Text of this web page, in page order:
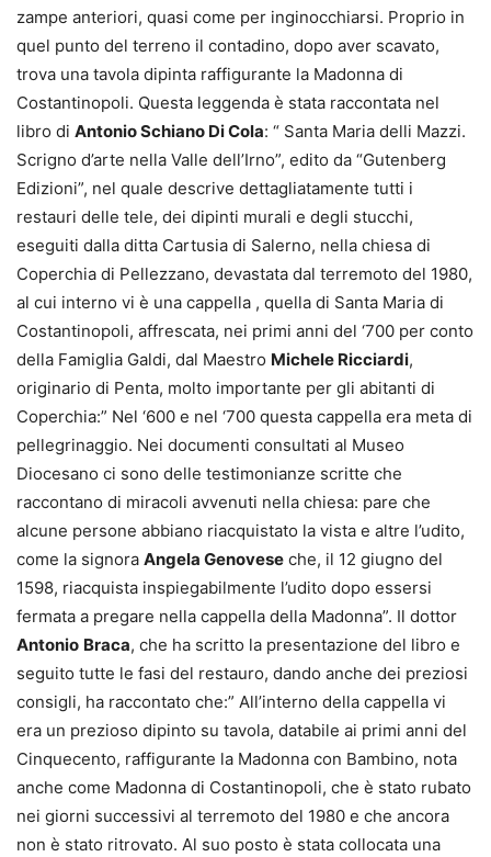
zampe anteriori, quasi come per inginocchiarsi. Proprio in
quel punto del terreno il contadino, dopo aver scavato,
trova una tavola dipinta raffigurante la Madonna di
Costantinopoli. Questa leggenda è stata raccontata nel
libro di Antonio Schiano Di Cola: “ Santa Maria delli Mazzi.
Scrigno d’arte nella Valle dell’Irno”, edito da “Gutenberg
Edizioni”, nel quale descrive dettagliatamente tutti i
restauri delle tele, dei dipinti murali e degli stucchi,
eseguiti dalla ditta Cartusia di Salerno, nella chiesa di
Coperchia di Pellezzano, devastata dal terremoto del 1980,
al cui interno vi è una cappella , quella di Santa Maria di
Costantinopoli, affrescata, nei primi anni del ‘700 per conto
della Famiglia Galdi, dal Maestro Michele Ricciardi,
originario di Penta, molto importante per gli abitanti di
Coperchia:” Nel ‘600 e nel ‘700 questa cappella era meta di
pellegrinaggio. Nei documenti consultati al Museo
Diocesano ci sono delle testimonianze scritte che
raccontano di miracoli avvenuti nella chiesa: pare che
alcune persone abbiano riacquistato la vista e altre l’udito,
come la signora Angela Genovese che, il 12 giugno del
1598, riacquista inspiegabilmente l’udito dopo essersi
fermata a pregare nella cappella della Madonna”. Il dottor
Antonio Braca, che ha scritto la presentazione del libro e
seguito tutte le fasi del restauro, dando anche dei preziosi
consigli, ha raccontato che:” All’interno della cappella vi
era un prezioso dipinto su tavola, databile ai primi anni del
Cinquecento, raffigurante la Madonna con Bambino, nota
anche come Madonna di Costantinopoli, che è stato rubato
nei giorni successivi al terremoto del 1980 e che ancora
non è stato ritrovato. Al suo posto è stata collocata una